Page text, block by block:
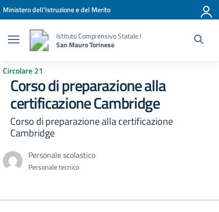
Vai ai contenuti
Vai al menu di navigazione
Vai al footer
Ministero dell'Istruzione e del Merito
Istituto Comprensivo Statale I
San Mauro Torinese
Circolare 21
Corso di preparazione alla
certificazione Cambridge
Corso di preparazione alla certificazione
Cambridge
Personale scolastico
Personale tecnico